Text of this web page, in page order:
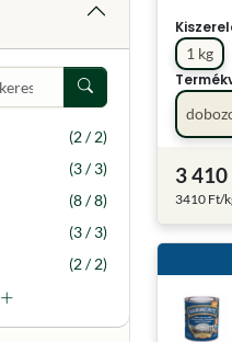
(2 / 2)
(3 / 3)
(8 / 8)
(3 / 3)
(2 / 2)
1 kg
3
3410 Ft/